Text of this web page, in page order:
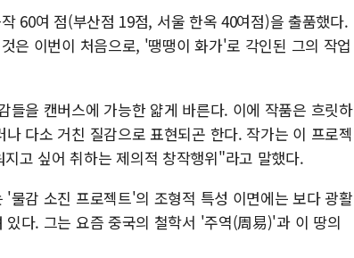
60여 점(부산점 19점, 서울 한옥 40여점)을 출품했다.
은 이번이 처음으로, '땡땡이 화가'로 각인된 그의 작업
을 캔버스에 가능한 얇게 바른다. 이에 작품은 흐릿하
다소 거친 질감으로 표현되곤 한다. 작가는 이 프로젝
고 싶어 취하는 제의적 창작행위"라고 말했다.
감 소진 프로젝트'의 조형적 특성 이면에는 보다 광활
다. 그는 요즘 중국의 철학서 '주역(周易)'과 이 땅의